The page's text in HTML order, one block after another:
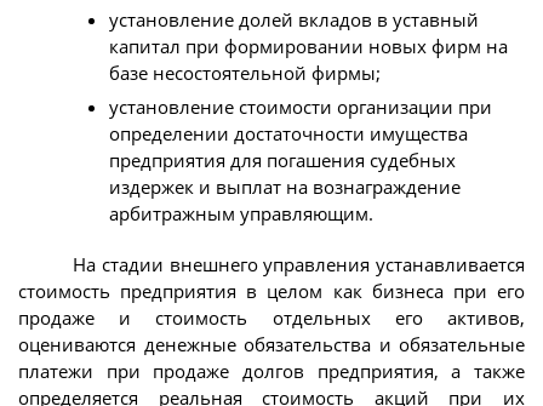
установление долей вкладов в уставный
капитал при формировании новых фирм на
базе несостоятельной фирмы;
установление стоимости организации при
определении достаточности имущества
предприятия для погашения судебных
издержек и выплат на вознаграждение
арбитражным управляющим.
На стадии внешнего управления устанавливается
стоимость предприятия в целом как бизнеса при его
продаже и стоимость отдельных его активов,
оцениваются денежные обязательства и обязательные
платежи при продаже долгов предприятия, а также
определяется реальная стоимость акций при их